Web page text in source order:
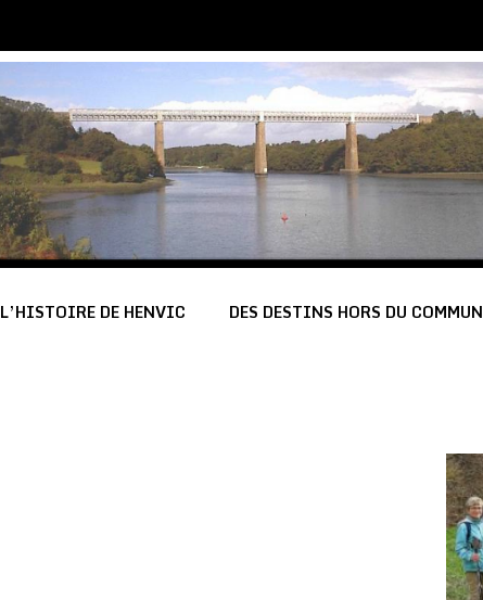
L’HISTOIRE DE HENVIC DES DESTINS HORS DU COMMUN